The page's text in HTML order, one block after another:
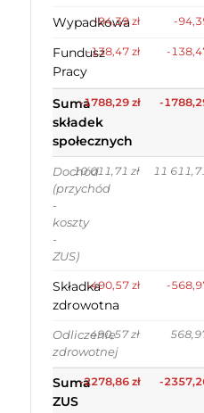
Wypadkowa
-94,39 zł -
Fundusz
Pracy
-138,47 zł -
Suma
składek
społecznych
-1788,29 zł -
Dochód
(przychód
-
koszty
-
ZUS)
10 011,71 zł 11
Składka
zdrowotna
-490,57 zł -
Odliczenie
zdrowotnej
490,57 zł
Suma
ZUS
-2278,86 zł -